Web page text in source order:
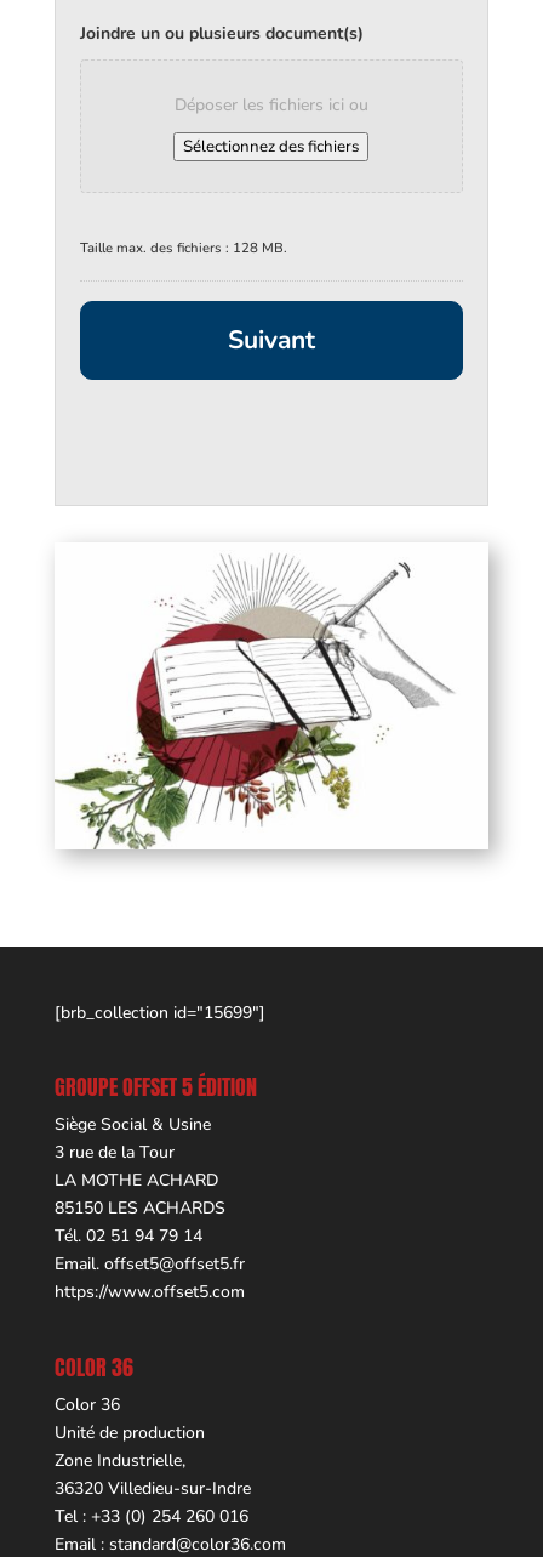
Joindre un ou plusieurs document(s)
Déposer les fichiers ici ou
Sélectionnez des fichiers
Taille max. des fichiers : 128 MB.
[brb_collection id="15699"]
GROUPE OFFSET 5 ÉDITION
Siège Social & Usine
3 rue de la Tour
LA MOTHE ACHARD
85150 LES ACHARDS
Tél. 02 51 94 79 14
Email. offset5@offset5.fr
https://www.offset5.com
COLOR 36
Color 36
Unité de production
Zone Industrielle,
36320 Villedieu-sur-Indre
Tel : +33 (0) 254 260 016
Email : standard@color36.com